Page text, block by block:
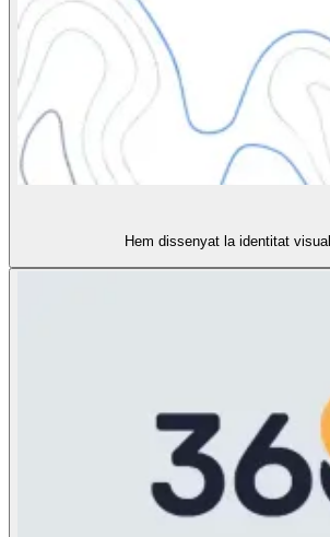
Hem dissenyat la identitat